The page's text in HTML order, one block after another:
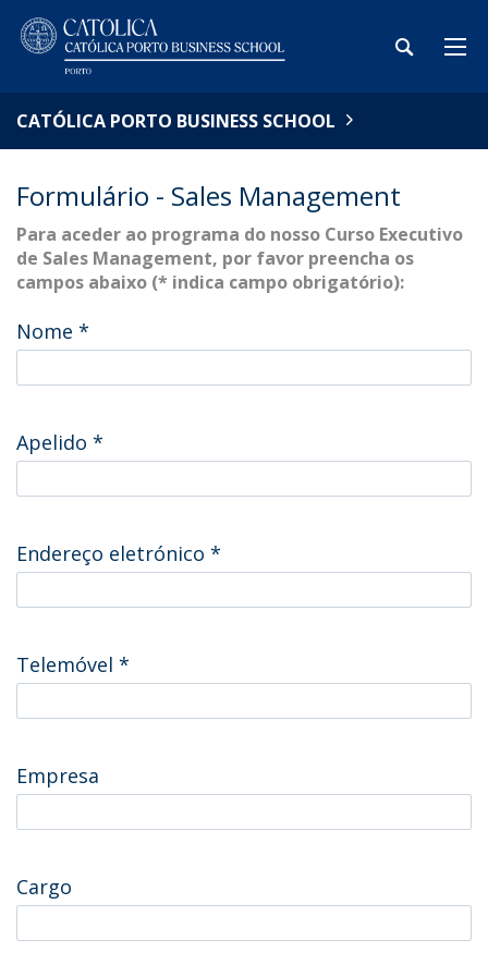
CATÓLICA PORTO BUSINESS SCHOOL
Formulário - Sales Management
Para aceder ao programa do nosso Curso Executivo
de Sales Management, por favor preencha os
campos abaixo (* indica campo obrigatório):
Nome *
Apelido *
Endereço eletrónico *
Telemóvel *
Empresa
Cargo